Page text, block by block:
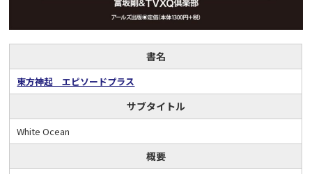
書名
東方神起 エピソードプラス
サブタイトル
White Ocean
概要